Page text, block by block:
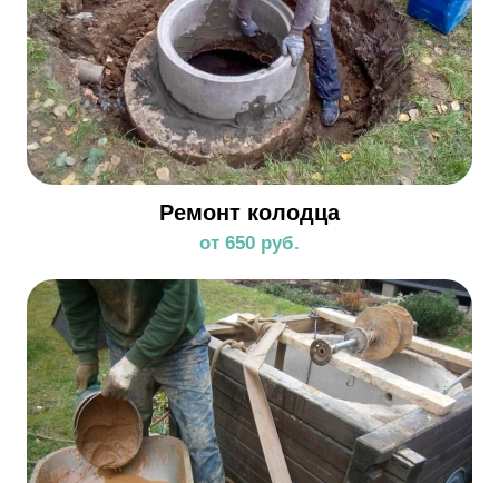
Ремонт колодца
от 650 руб.